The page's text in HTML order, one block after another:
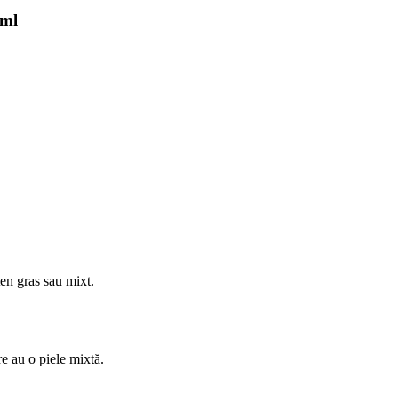
gras sau mixt.
au o piele mixtă.